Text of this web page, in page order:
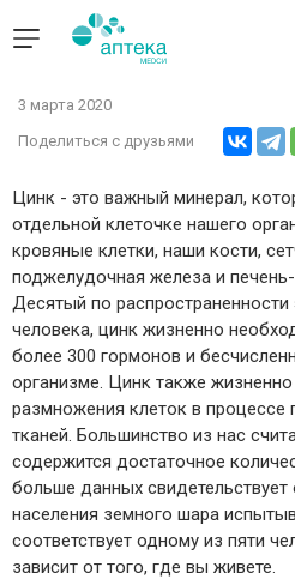
3 марта 2020
Поделиться с друзьями
Цинк - это важный минерал,
отдельной клеточке нашего
кровяные клетки, наши кости,
поджелудочная железа и
Десятый по распространенности
человека, цинк жизненно
более 300 гормонов и
организме. Цинк также
размножения клеток в процессе
тканей. Большинство из нас
содержится достаточное
больше данных свидетельствует
населения земного шара
соответствует одному из пяти
зависит от того, где вы живете.